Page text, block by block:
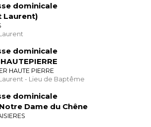
dominicale
Laurent)
dominicale
HAUTE PIERRE
- Lieu de Baptême
dominicale
Dame du Chêne